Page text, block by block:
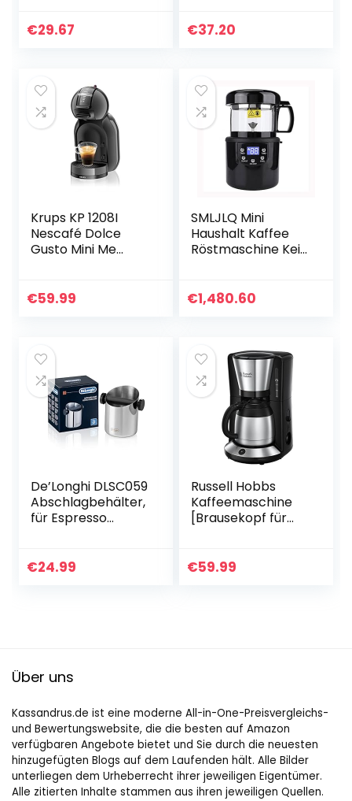
Kaffeevollautomat
€29.67 €37.20
Krups KP 1208I
Nescafé Dolce
Gusto Mini Me
Kaffeemaschine |
€59.99
SMLJLQ Mini
Haushalt Kaffee
Röstmaschine Kein
Werkzeuge
€1,480.60
De’Longhi DLSC059
Abschlagbehälter,
für Espresso
Abschlagbox,
€24.99
Russell Hobbs
Kaffeemaschine
[Brausekopf für
] Adventure (max
€59.99
Über uns
Kassandrus.de ist eine moderne All-in-One-Preisvergleichs-
und Bewertungswebsite, die die besten auf Amazon
verfügbaren Angebote bietet und Sie durch die neuesten
hinzugefügten Blogs auf dem Laufenden hält. Alle Bilder
unterliegen dem Urheberrecht ihrer jeweiligen Eigentümer.
Alle zitierten Inhalte stammen aus ihren jeweiligen Quellen.